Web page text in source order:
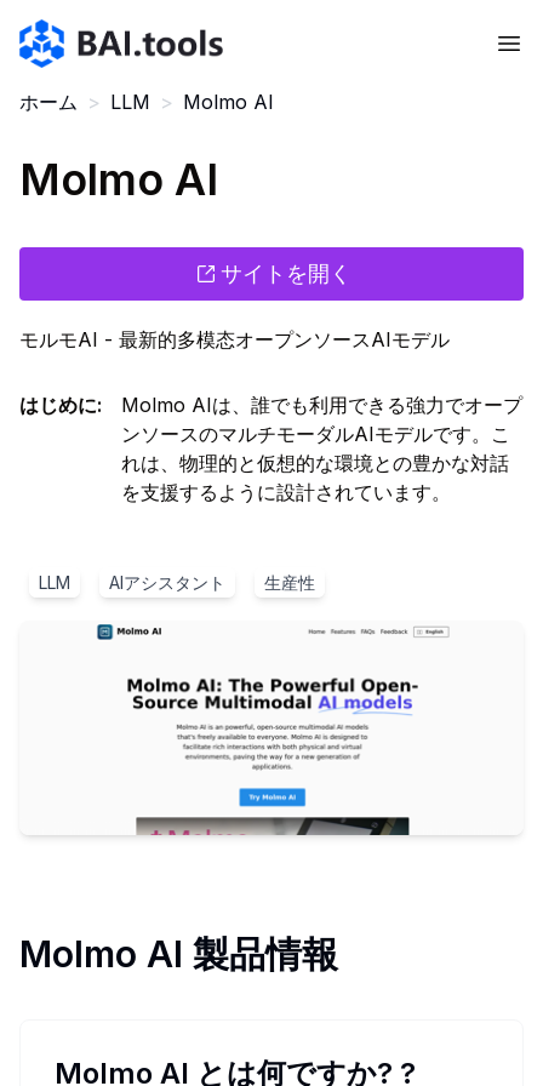
Bai.tools
ホーム > LLM > Molmo AI
Molmo AI
サイトを開く
モルモAI - 最新的多模态オープンソースAIモデル
はじめに:
Molmo AIは、誰でも利用できる強力でオープ
ンソースのマルチモーダルAIモデルです。こ
れは、物理的と仮想的な環境との豊かな対話
を支援するように設計されています。
LLM AIアシスタント 生産性
Molmo AI 製品情報
Molmo AI とは何ですか? ?